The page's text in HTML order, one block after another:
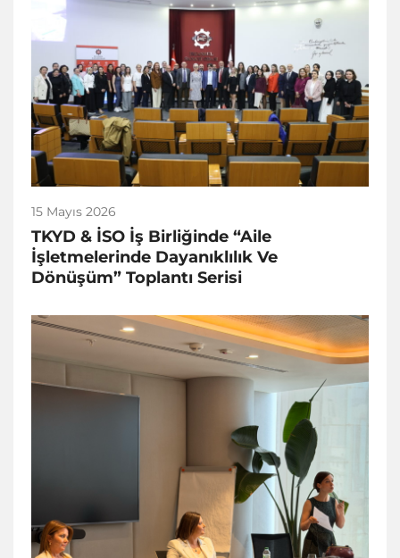
15 Mayıs 2026
TKYD & İSO İş Birliğinde “Aile
İşletmelerinde Dayanıklılık Ve
Dönüşüm” Toplantı Serisi